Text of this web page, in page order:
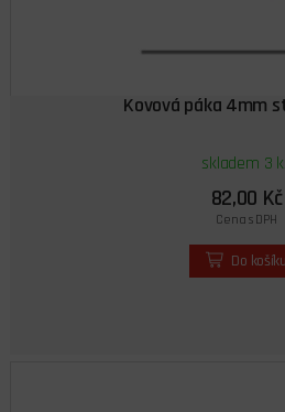
Kovová páka 4mm
skladem 3
82,00 Kč
Cena s DPH
Do košíku